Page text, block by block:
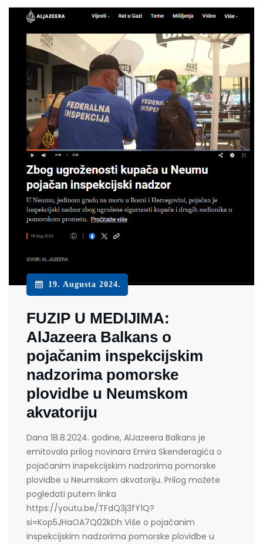
19. Augusta 2024.
FUZIP U MEDIJIMA:
AlJazeera Balkans o
pojačanim inspekcijskim
nadzorima pomorske
plovidbe u Neumskom
akvatoriju
Dana 18.8.2024. godine, AlJazeera Balkans je
emitovala prilog novinara Emira Skenderagića o
pojačanim inspekcijskim nadzorima pomorske
plovidbe u Neumskom akvatoriju. Prilog možete
pogledati putem linka
https://youtu.be/TFdQ3j3fY1Q?
si=Kop5JHaOA7Q02kDh Više o pojačanim
inspekcijskim nadzorima pomorske plovidbe u